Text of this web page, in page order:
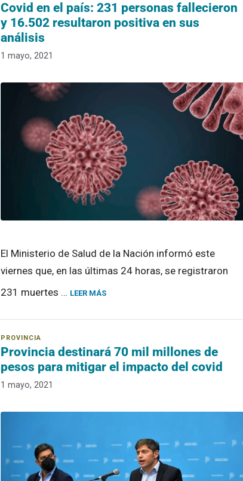
Covid en el país: 231 personas fallecieron
y 16.502 resultaron positiva en sus
análisis
1 mayo, 2021
El Ministerio de Salud de la Nación informó este
viernes que, en las últimas 24 horas, se registraron
231 muertes … LEER MÁS
Provincia destinará 70 mil millones de
pesos para mitigar el impacto del covid
1 mayo, 2021